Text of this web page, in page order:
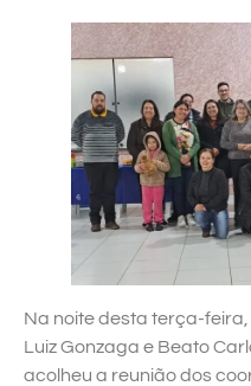
Na noite desta terça-
Luiz Gonzaga e Beato
acolheu a reunião dos